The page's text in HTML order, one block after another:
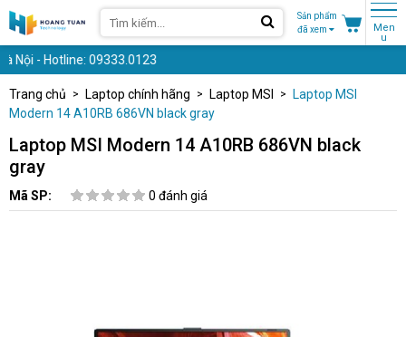
Sản phẩm
đã xem
Men
u
- Hotline: 09333.0123
Trang chủ Laptop chính hãng Laptop MSI
Laptop MSI
Modern 14 A10RB 686VN black gray
Laptop MSI Modern 14 A10RB 686VN black
gray
Mã SP: 0 đánh giá